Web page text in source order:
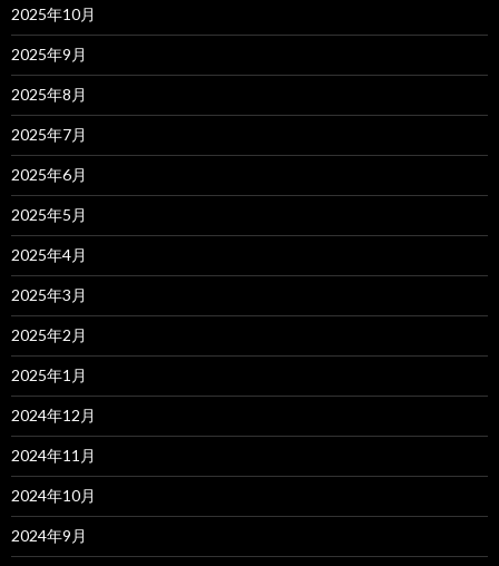
2025年10月
2025年9月
2025年8月
2025年7月
2025年6月
2025年5月
2025年4月
2025年3月
2025年2月
2025年1月
2024年12月
2024年11月
2024年10月
2024年9月